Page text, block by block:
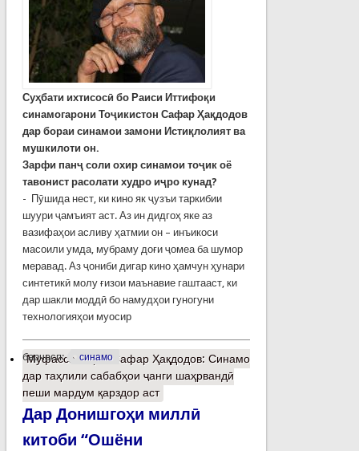
Суҳбати ихтисосӣ бо Раиси Иттифоқи
синамогарони Тоҷикистон Сафар Ҳақдодов
дар бораи синамои замони Истиқлолият ва
мушкилоти он.
Зарфи панҷ соли охир синамои тоҷик оё
тавонист расолати худро иҷро кунад?
- Пӯшида нест, ки кино як ҷузъи таркибии
шуури ҷамъият аст. Аз ин дидгоҳ яке аз
вазифаҳои асливу ҳатмии он – инъикоси
масоили умда, мубраму доғи ҷомеа ба шумор
меравад. Аз ҷониби дигар кино ҳамчун ҳунари
синтетикӣ молу ғизои маънавие гаштааст, ки
дар шакли моддӣ бо намудҳои гуногуни
технологияҳои муосир
барчасп: синамо
Муфассалтаро Сафар Ҳақдодов: Синамо
дар таҳлили сабабҳои ҷанги шаҳрвандӣ
пеши мардум қарздор аст
Дар Донишгоҳи миллӣ
китоби “Ошёни